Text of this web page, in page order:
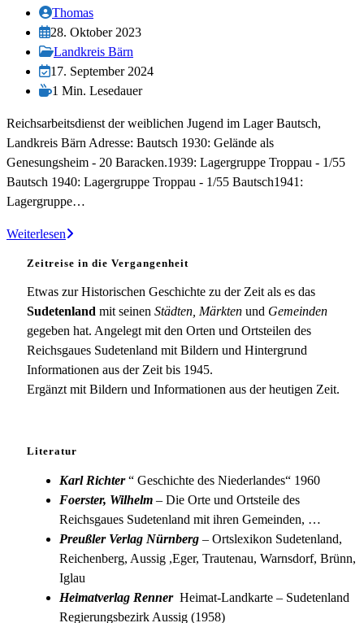
Beitrags-
Autor:
Thomas
Beitrag
veröffentlicht:
28. Oktober 2023
Beitrags-
Kategorie:
Landkreis Bärn
Beitrag
zuletzt
am:
17. September 2024
Lesedauer:
1 Min. Lesedauer
Reichsarbeitsdienst der weiblichen Jugend im Lager Bautsch,
Landkreis Bärn Adresse: Bautsch 1930: Gelände als
Genesungsheim - 20 Baracken.1939: Lagergruppe Troppau - 1/55
Bautsch 1940: Lagergruppe Troppau - 1/55 Bautsch1941:
Lagergruppe…
WeiterlesenRADwJ-
Zeitreise in die Vergangenheit
Etwas zur Historischen Geschichte zu der Zeit als es das
Sudetenland mit seinen Städten, Märkten und Gemeinden
gegeben hat. Angelegt mit den Orten und Ortsteilen des
Reichsgaues Sudetenland mit Bildern und Hintergrund
Informationen aus der Zeit bis 1945.
Ergänzt mit Bildern und Informationen aus der heutigen Zeit.
Literatur
Karl Richter“ Geschichte des Niederlandes“ 1960
Foerster, Wilhelm – Die Orte und Ortsteile des
Reichsgaues Sudetenland mit ihren Gemeinden, …
Preußler Verlag Nürnberg – Ortslexikon Sudetenland,
Reichenberg, Aussig ,Eger, Trautenau, Warnsdorf, Brünn,
Iglau
Heimatverlag Renner Heimat-Landkarte – Sudetenland
Regierungsbezirk Aussig (1958)